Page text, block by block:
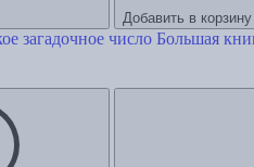
Добавить в корзину
Большая